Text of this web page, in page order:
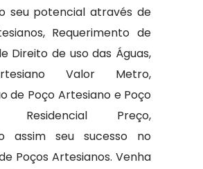
seu potencial através de
Requerimento de
Direito de uso das Águas,
Valor Metro,
de Poço Artesiano e Poço
Residencial Preço,
assim seu sucesso no
Poços Artesianos. Venha